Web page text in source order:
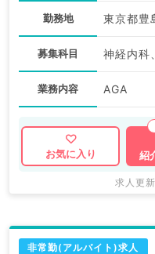
勤務地 東京都豊
募集科目
業務内容 AGA
お気に入り
紹
求人更
非常勤(アルバイト)求人